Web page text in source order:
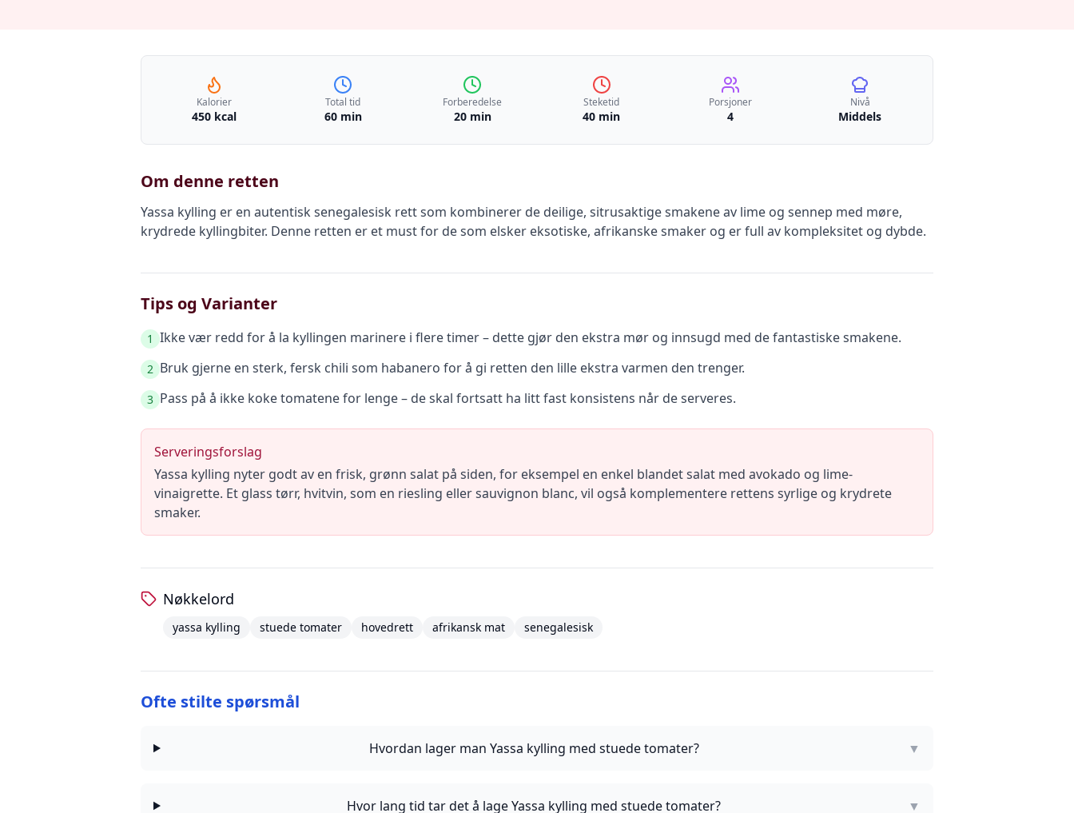
Kalorier
450 kcal
Total tid
60 min
Forberedelse
20 min
Steketid
40 min
Porsjoner
4
Nivå
Middels
Om denne retten
Yassa kylling er en autentisk senegalesisk rett som kombinerer de deilige, sitrusaktige smakene av lime og sennep med møre,
krydrede kyllingbiter. Denne retten er et must for de som elsker eksotiske, afrikanske smaker og er full av kompleksitet og dybde.
Tips og Varianter
1 Ikke vær redd for å la kyllingen marinere i flere timer – dette gjør den ekstra mør og innsugd med de fantastiske smakene.
2 Bruk gjerne en sterk, fersk chili som habanero for å gi retten den lille ekstra varmen den trenger.
3 Pass på å ikke koke tomatene for lenge – de skal fortsatt ha litt fast konsistens når de serveres.
Serveringsforslag
Yassa kylling nyter godt av en frisk, grønn salat på siden, for eksempel en enkel blandet salat med avokado og lime-
vinaigrette. Et glass tørr, hvitvin, som en riesling eller sauvignon blanc, vil også komplementere rettens syrlige og krydrete
smaker.
Nøkkelord
yassa kylling stuede tomater hovedrett afrikansk mat senegalesisk
Ofte stilte spørsmål
Hvordan lager man Yassa kylling med stuede tomater? ▼
Hvor lang tid tar det å lage Yassa kylling med stuede tomater? ▼